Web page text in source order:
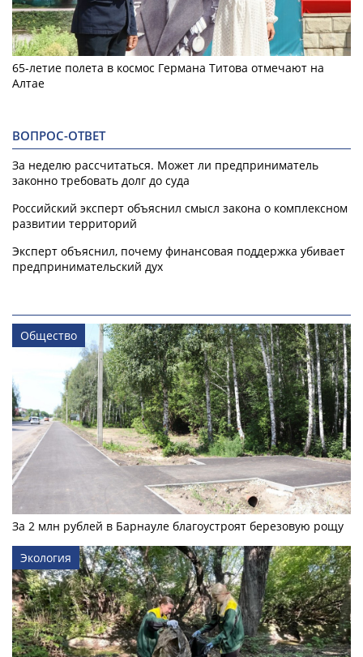
65-летие полета в космос Германа Титова отмечают на
Алтае
ВОПРОС-ОТВЕТ
За неделю рассчитаться. Может ли предприниматель
законно требовать долг до суда
Российский эксперт объяснил смысл закона о комплексном
развитии территорий
Эксперт объяснил, почему финансовая поддержка убивает
предпринимательский дух
Общество
За 2 млн рублей в Барнауле благоустроят березовую рощу
Экология